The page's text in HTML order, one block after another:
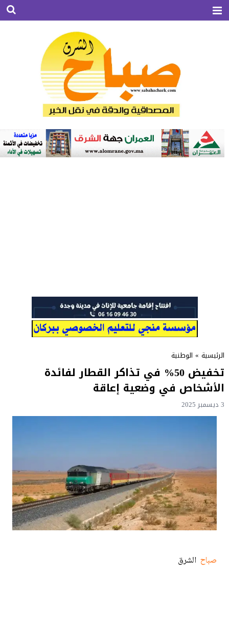
الرئيسية » الوطنية
تخفيض 50% في تذاكر القطار لفائدة
الأشخاص في وضعية إعاقة
3 ديسمبر 2025
صباحالشرق